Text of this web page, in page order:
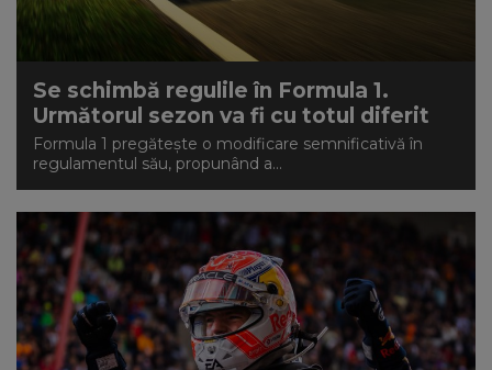
Se schimbă regulile în Formula 1.
Următorul sezon va fi cu totul diferit
Formula 1 pregătește o modificare semnificativă în
regulamentul său, propunând a...